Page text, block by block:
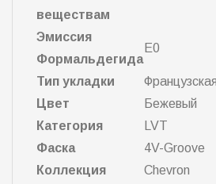
веществам
Эмиссия
Формальдегида
E0
Тип укладки
Цвет
Бежевый
Категория
LVT
Фаска
4V-Groove
Коллекция
Chevron